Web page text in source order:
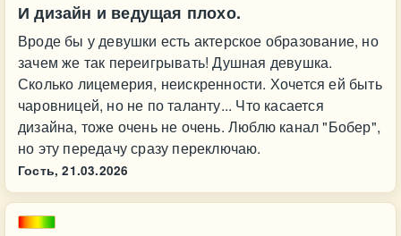
И дизайн и ведущая плохо.
Вроде бы у девушки есть актерское образование, но
зачем же так переигрывать! Душная девушка.
Сколько лицемерия, неискренности. Хочется ей быть
чаровницей, но не по таланту... Что касается
дизайна, тоже очень не очень. Люблю канал "Бобер",
но эту передачу сразу переключаю.
Гость, 21.03.2026